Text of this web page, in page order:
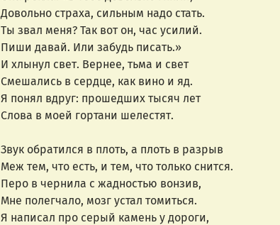
Довольно страха, сильным надо стать.
Ты звал меня? Так вот он, час усилий.
Пиши давай. Или забудь писать.»
И хлынул свет. Вернее, тьма и свет
Смешались в сердце, как вино и яд.
Я понял вдруг: прошедших тысяч лет
Слова в моей гортани шелестят.
Звук обратился в плоть, а плоть в разрыв
Меж тем, что есть, и тем, что только снится.
Перо в чернила с жадностью вонзив,
Мне полегчало, мозг устал томиться.
Я написал про серый камень у дороги,